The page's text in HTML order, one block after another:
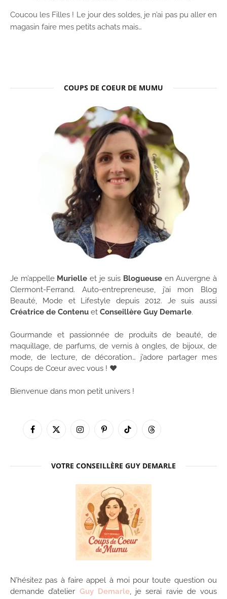
Coucou les Filles ! Le jour des soldes, je n’ai pas pu aller en
magasin faire mes petits achats mais…
COUPS DE COEUR DE MUMU
Je m’appelle Murielle et je suis Blogueuse en Auvergne à
Clermont-Ferrand. Auto-entrepreneuse, j’ai mon Blog
Beauté, Mode et Lifestyle depuis 2012. Je suis aussi
Créatrice de Contenu et Conseillère Guy Demarle.
Gourmande et passionnée de produits de beauté, de
maquillage, de parfums, de vernis à ongles, de bijoux, de
mode, de lecture, de décoration… j’adore partager mes
Coups de Cœur avec vous ! ♥
Bienvenue dans mon petit univers !
Facebook
X
InstagramPinterestTikTok Threads
VOTRE CONSEILLÈRE GUY DEMARLE
N’hésitez pas à faire appel à moi pour toute question ou
demande d’atelier Guy Demarle, je serai ravie de vous